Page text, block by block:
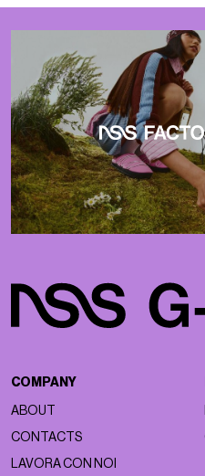
COMPANY
ABOUT
CONTACTS
LAVORA CON NOI